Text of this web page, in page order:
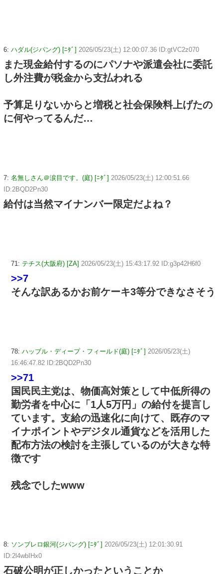
6: ハダル(ジパング) [ﾆﾀﾞ] 2026/05/23(土) 12:00:07.36 ID:gtVC2z070
また現金給付するのにパソナや派遣会社に委託
し外注費が税金から支払われる
予算足りないからと増税と社会保険料上げたの
に何やってるんだ…
7: 名無しさん＠涙目です。(庭) [ﾆﾀﾞ] 2026/05/23(土) 12:00:51.66
ID:2BQD2Pn30
給付は当然マイナンバー限定だよね？
71: テチス(大阪府) [ZA] 2026/05/23(土) 15:43:17.92 ID:g3p42H6f0
>>7
そんな訳あるかお前ケーキ3等分できなさそう
78: ハッブル・ディープ・フィールド(庭) [ﾆﾀﾞ] 2026/05/23(土)
16:46:47.82 ID:2BQD2Pn30
>>71
国民民主党は、物価高対策として中低所得の
勤労者を中心に「1人5万円」の給付を提言し
ています。支給の迅速化に向けて、既存のマ
イナポイントやデジタル通貨などを活用した
配布方法の検討を主張しているのが大きな特
徴です
残念でしたwww
8: ソンブレロ銀河(ジパング) [ﾆﾀﾞ] 2026/05/23(土) 12:01:30.91
ID:2l4wbIHx0
石破公明が正しかったということか